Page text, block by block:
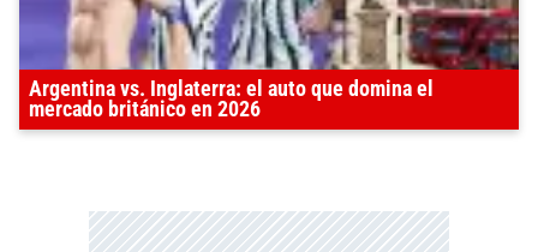
Argentina vs. Inglaterra: el auto que domina el
mercado británico en 2026